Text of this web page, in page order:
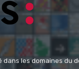
dans les domaines du